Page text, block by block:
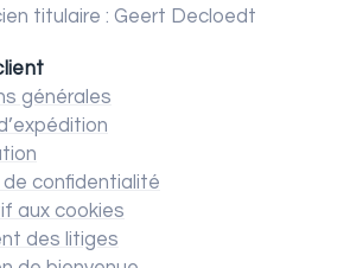
titulaire : Geert Decloedt
générales
de confidentialité
aux cookies
des litiges